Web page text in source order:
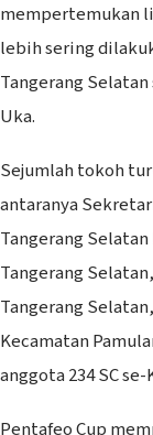
mempertemukan
lebih sering
Tangerang
Uka.
Sejumlah tokoh
antaranya
Tangerang
Tangerang
Tangerang
Kecamatan
anggota 234 SC
Pentafeo Cup